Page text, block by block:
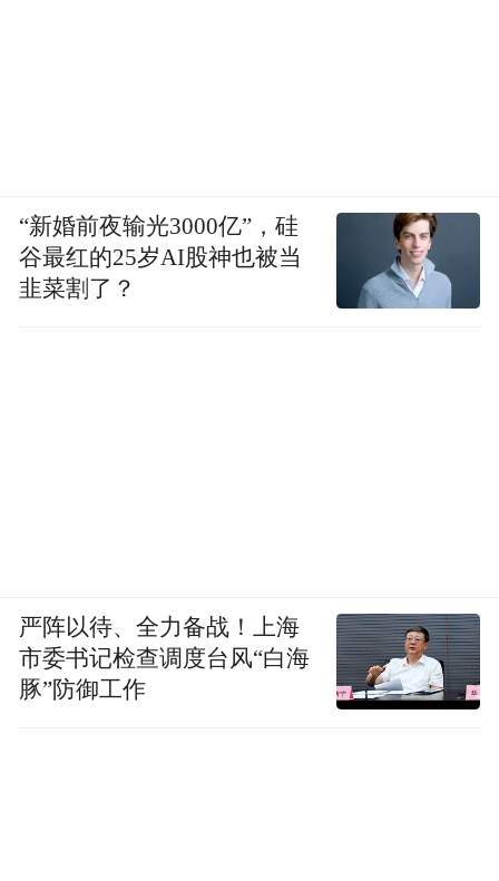
“新婚前夜输光3000亿”，硅
谷最红的25岁AI股神也被当
韭菜割了？
严阵以待、全力备战！上海
市委书记检查调度台风“白海
豚”防御工作